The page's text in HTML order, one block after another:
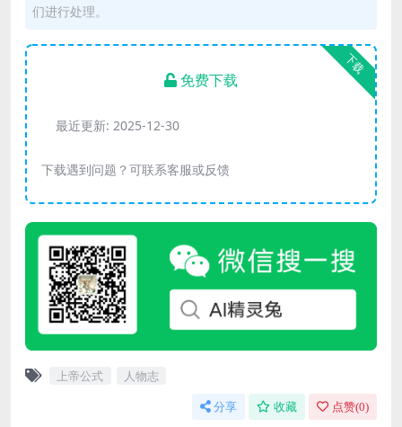
们进行处理。
下载
免费下载
最近更新: 2025-12-30
下载遇到问题？可联系客服或反馈
上帝公式 人物志
分享 收藏 点赞(0)